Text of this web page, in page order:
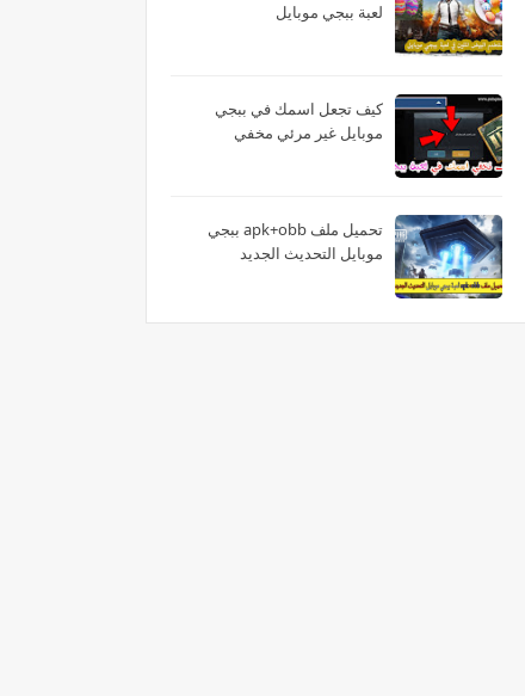
لعبة ببجي موبايل
كيف تجعل اسمك في ببجي
موبايل غير مرئي مخفي
تحميل ملف apk+obb ببجي
موبايل التحديث الجديد